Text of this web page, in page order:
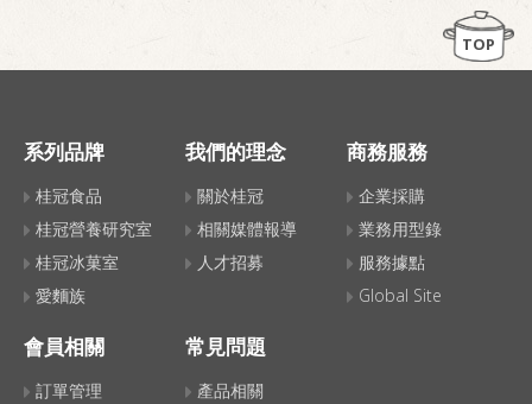
TOP
系列品牌
桂冠食品
桂冠營養研究室
桂冠冰菓室
愛麵族
我們的理念
關於桂冠
相關媒體報導
人才招募
商務服務
企業採購
業務用型錄
服務據點
Global Site
會員相關
訂單管理
常見問題
產品相關